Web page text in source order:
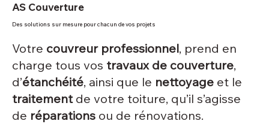
AS Couverture
Des solutions sur mesure pour chacun de vos projets
Votre couvreur professionnel, prend en
charge tous vos travaux de couverture,
d’étanchéité, ainsi que le nettoyage et le
traitement de votre toiture, qu’il s’agisse
de réparations ou de rénovations.